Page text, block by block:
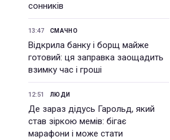
сонників
13:47 СМАЧНО
Відкрила банку і борщ майже
готовий: ця заправка заощадить
взимку час і гроші
12:51 ЛЮДИ
Де зараз дідусь Гарольд, який
став зіркою мемів: бігає
марафони і може стати